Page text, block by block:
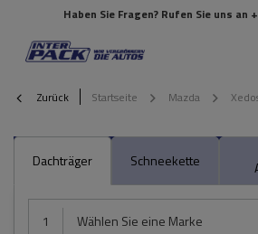
Haben Sie Fragen? Rufen Sie uns an
Zurück Startseite Mazda
Dachträger Schneekette
1 Wählen Sie eine Marke